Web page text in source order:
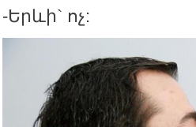
-Երևի` ոչ: